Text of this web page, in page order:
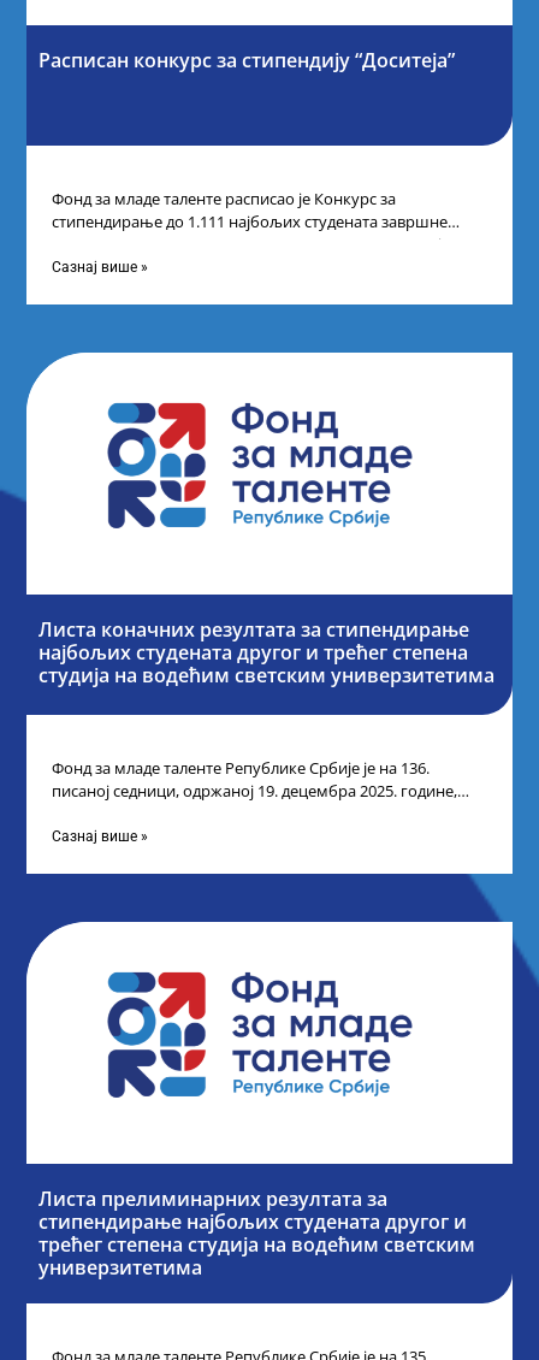
Расписан конкурс за стипендију “Доситеја”
Фонд за младе таленте расписао је Конкурс за
стипендирање до 1.111 најбољих студената завршне
године основних и интегрисаних академских студија
Сазнај више »
Листа коначних резултата за стипендирање
најбољих студената другог и трећег степена
студија на водећим светским универзитетима
Фонд за младе таленте Републике Србије је на 136.
писаној седници, одржаној 19. децембра 2025. године,
Сазнај више »
Листа прелиминарних резултата за
стипендирање најбољих студената другог и
трећег степена студија на водећим светским
универзитетима